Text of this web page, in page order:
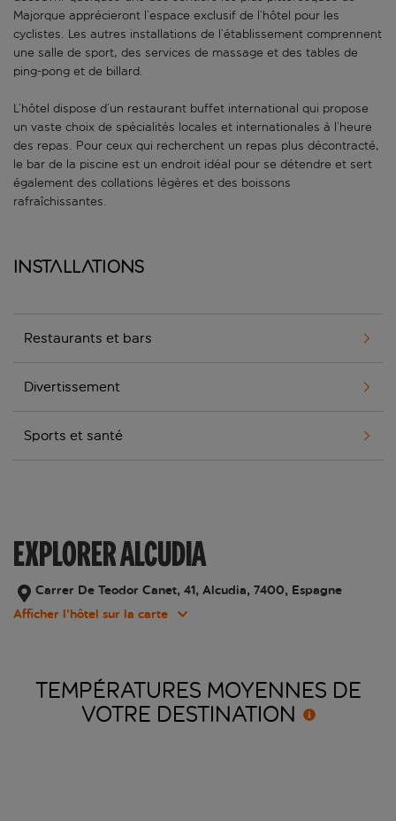
Majorque apprécieront l’espace exclusif de l’hôtel pour les
cyclistes. Les autres installations de l’établissement comprennent
une salle de sport, des services de massage et des tables de
ping-pong et de billard.
L’hôtel dispose d’un restaurant buffet international qui propose
un vaste choix de spécialités locales et internationales à l’heure
des repas. Pour ceux qui recherchent un repas plus décontracté,
le bar de la piscine est un endroit idéal pour se détendre et sert
également des collations légères et des boissons
rafraîchissantes.
Installations
Restaurants et bars
Divertissement
Sports et santé
EXPLORER ALCUDIA
Carrer De Teodor Canet, 41, Alcudia, 7400, Espagne
Afficher l’hôtel sur la carte
TEMPÉRATURES MOYENNES DE
VOTRE DESTINATION